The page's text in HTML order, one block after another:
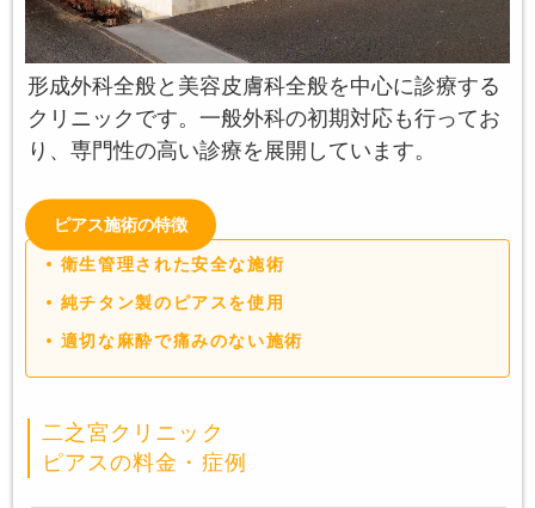
形成外科全般と美容皮膚科全般を中心に診療する
クリニックです。一般外科の初期対応も行ってお
り、専門性の高い診療を展開しています。
ピアス施術の特徴
衛生管理された安全な施術
純チタン製のピアスを使用
適切な麻酔で痛みのない施術
二之宮クリニック
ピアスの料金・症例